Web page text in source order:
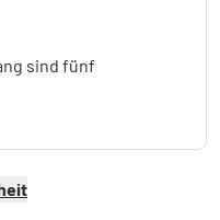
sind fünf